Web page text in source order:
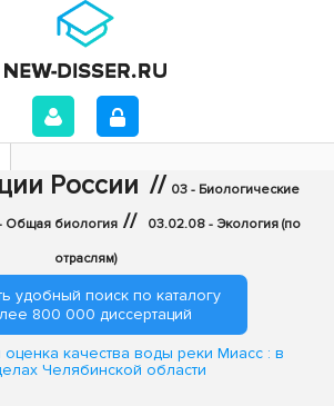
России // 03 - Биологические
Общая биология // 03.02.08 - Экология (по
отраслям)
удобный поиск по каталогу
800 000 диссертаций
оценка качества воды реки Миасс : в
Челябинской области